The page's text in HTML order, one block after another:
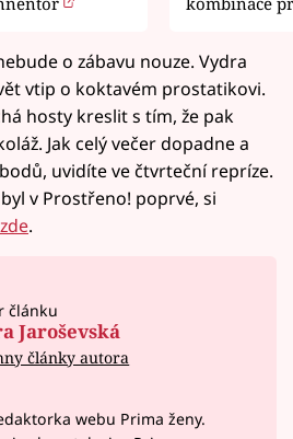
o zábavu nouze. Vydra
vtip o koktavém prostatikovi.
hosty kreslit s tím, že pak
Jak celý večer dopadne a
uvidíte ve čtvrteční repríze.
v Prostřeno! poprvé, si
.
článku
Jaroševská
články autora
webu Prima ženy.